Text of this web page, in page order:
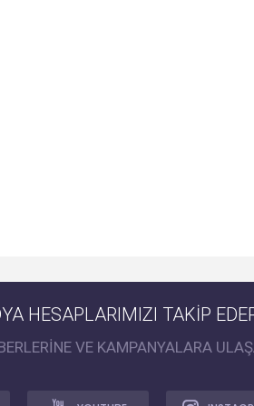
HESAPLARIMIZI TAKİP
VE KAMPANYALARA